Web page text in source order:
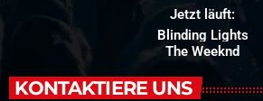
Jetzt läuft:
Blinding Lights
The Weeknd
KONTAKTIERE UNS